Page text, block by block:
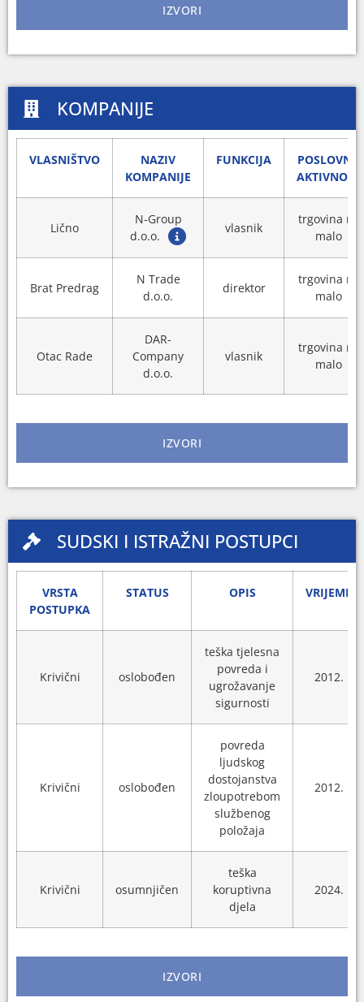
IZVORI
KOMPANIJE
VLASNIŠTVO
NAZIV
KOMPANIJE
FUNKCIJA
POSLOVNA
AKTIVNOST
Lično
N-Group
d.o.o.
vlasnik
trgovina na
malo
Brat Predrag
N Trade
d.o.o.
direktor
trgovina na
malo
Otac Rade
DAR-
Company
d.o.o.
vlasnik
trgovina na
malo
IZVORI
SUDSKI I ISTRAŽNI POSTUPCI
VRSTA
POSTUPKA
STATUS OPIS VRIJEME
Krivični oslobođen
teška tjelesna
povreda i
ugrožavanje
sigurnosti
2012.
Krivični oslobođen
povreda
ljudskog
dostojanstva
zloupotrebom
službenog
položaja
2012.
Krivični osumnjičen
teška
koruptivna
djela
2024.
IZVORI